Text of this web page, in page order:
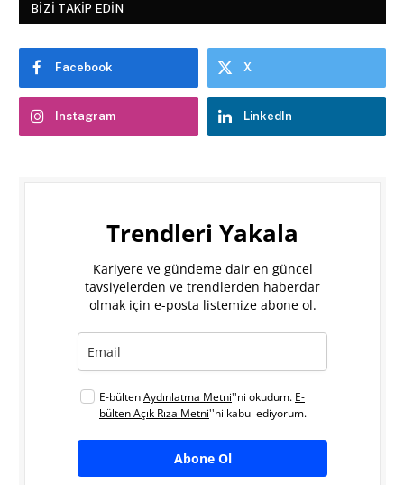
BIZI TAKIP EDIN
Facebook X
Instagram LinkedIn
Trendleri Yakala
Kariyere ve gündeme dair en güncel
tavsiyelerden ve trendlerden haberdar
olmak için e-posta listemize abone ol.
E-bültenAydınlatma Metni''ni okudum. E-
bülten Açık Rıza Metni''ni kabul ediyorum.
Abone Ol